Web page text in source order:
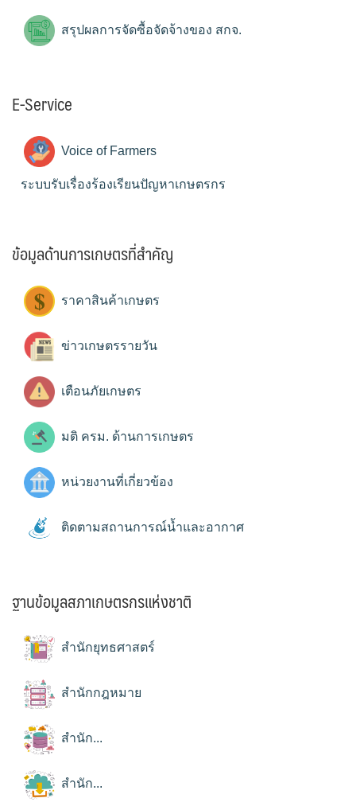
สรุปผลการจัดซื้อจัดจ้างของ สกจ.
E-Service
Voice of Farmers
ระบบรับเรื่องร้องเรียนปัญหาเกษตรกร
ข้อมูลด้านการเกษตรที่สำคัญ
ราคาสินค้าเกษตร
ข่าวเกษตรรายวัน
เตือนภัยเกษตร
มติ ครม. ด้านการเกษตร
หน่วยงานที่เกี่ยวข้อง
ติดตามสถานการณ์น้ำและอากาศ
ฐานข้อมูลสภาเกษตรกรแห่งชาติ
สำนักยุทธศาสตร์
สำนักกฎหมาย
สำนัก...
สำนัก...